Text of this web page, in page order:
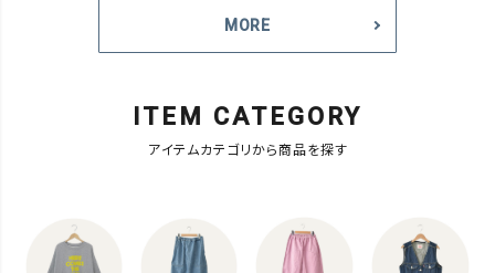
MORE
ITEM CATEGORY
アイテムカテゴリから商品を探す